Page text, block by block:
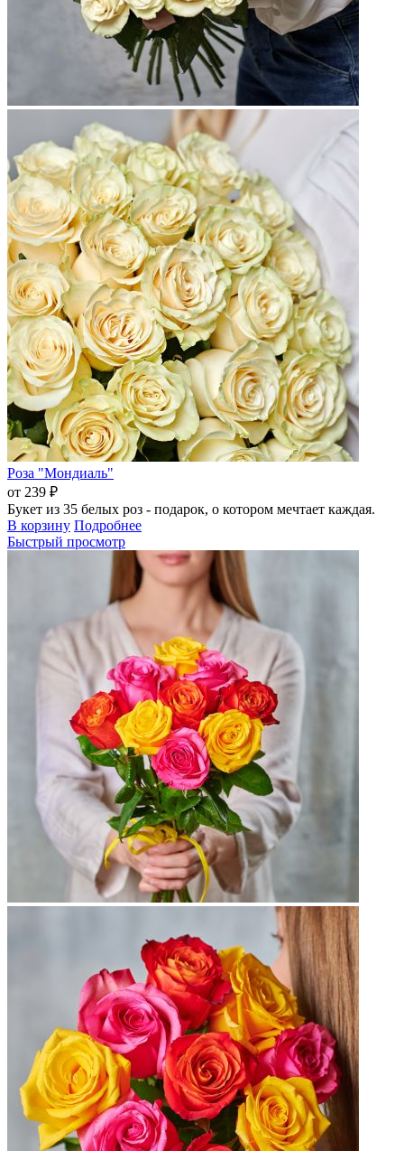
Роза "Мондиаль"
от 239 ₽
Букет из 35 белых роз - подарок, о котором мечтает каждая.
В корзину Подробнее
Быстрый просмотр